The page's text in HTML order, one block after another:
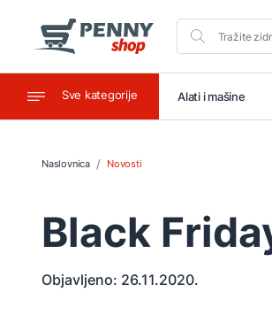
Sve kategorije
Ugostiteljstvo Alati i mašine
Naslovnica Novosti
Black
Objavljeno: 26.11.2020.